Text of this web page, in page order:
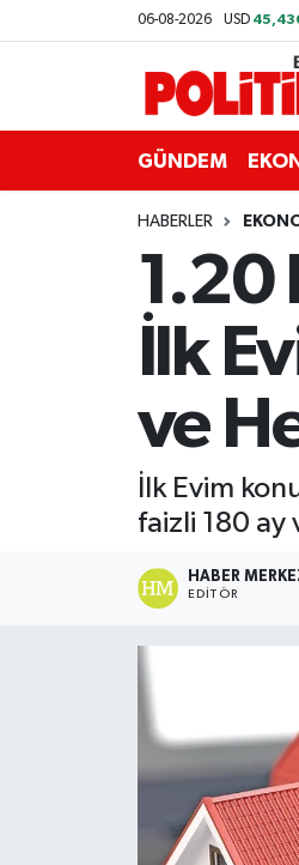
06-08-2026 USD
GÜNDEM
HABERLER
1.20
İlk
ve
İlk Evim
faizli 180 ay
HABER
EDITÖR
ASTROLOJİ
Balıkesir Nöbetçi
Balıkesir Hava Durumu
Balıkesir Namaz
Balıkesir Trafik
Süper Lig Puan Durumu
Haber Arşivi